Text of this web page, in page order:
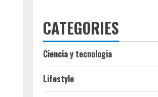
CATEGORIES
Ciencia y tecnologia
Lifestyle